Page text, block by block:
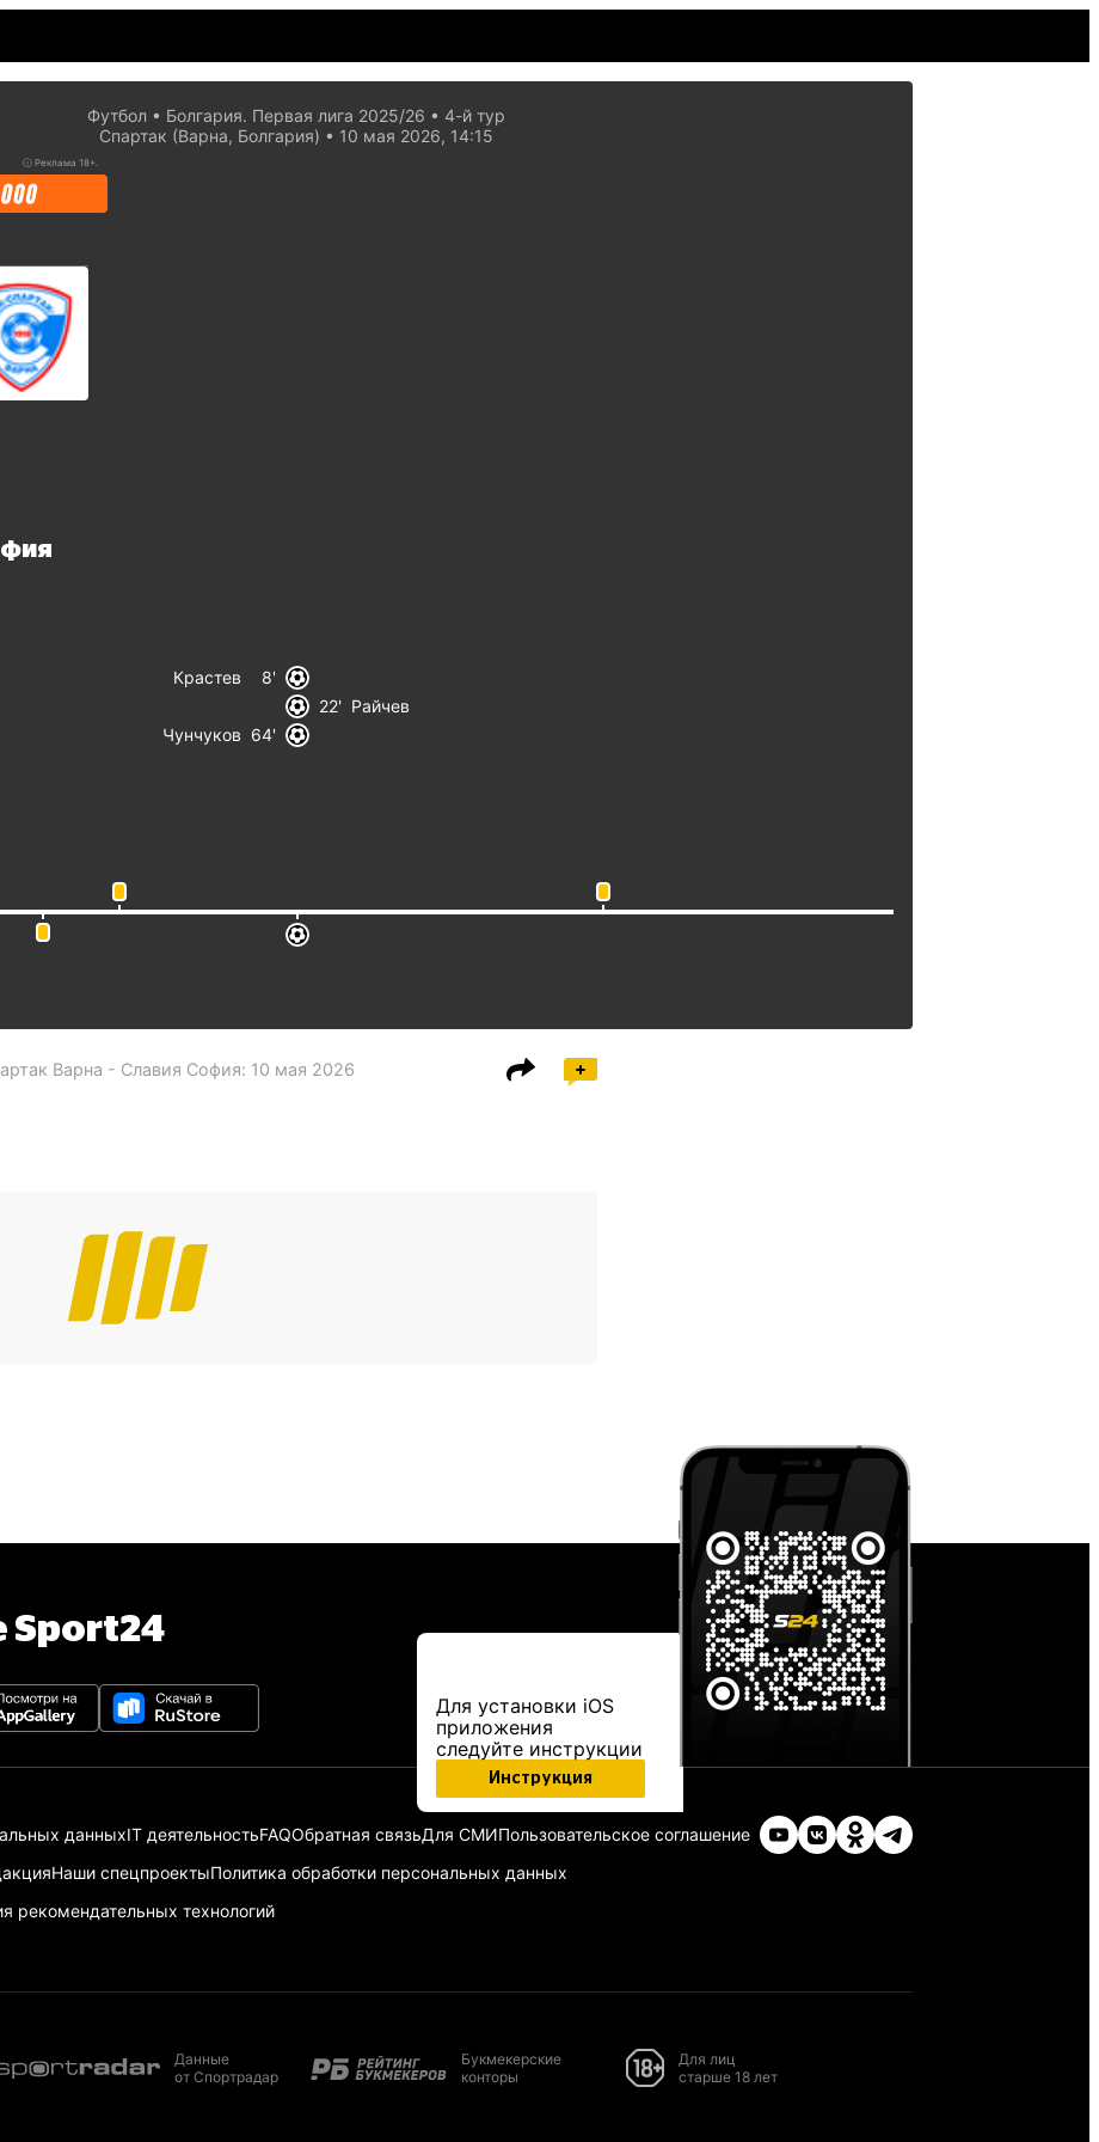
Футбол Болгария. Первая лига 2025/26
4-й тур
Спартак (Варна, Болгария)
10 мая 2026, 14:15
ⓘ Реклама 18+.
Крастев
8
22
Райчев
Чунчуков 64
Варна - Славия София: 10 мая 2026
Sport24
Для установки iOS
приложения
следуйте инструкции
Инструкция
данныхIT деятельностьFAQОбратная связьДля СМИПользовательское соглашение
Наши спецпроектыПолитика обработки персональных данных
рекомендательных технологий
Данные
от Спортрадар
Букмекерские
конторы
Для лиц
старше 18 лет